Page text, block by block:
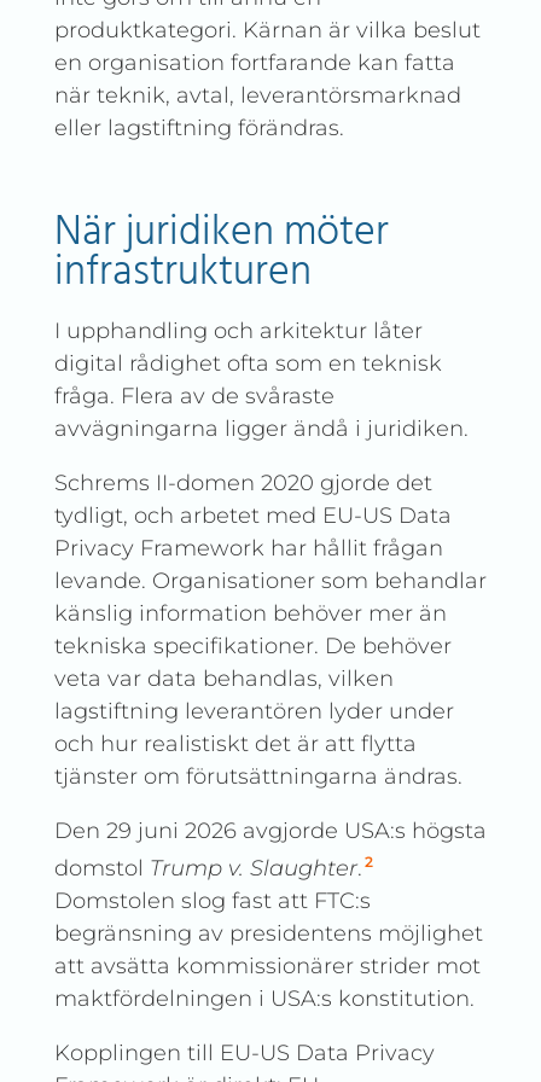
produktkategori. Kärnan är vilka beslut
en organisation fortfarande kan fatta
när teknik, avtal, leverantörsmarknad
eller lagstiftning förändras.
När juridiken möter
infrastrukturen
I upphandling och arkitektur låter
digital rådighet ofta som en teknisk
fråga. Flera av de svåraste
avvägningarna ligger ändå i juridiken.
Schrems II-domen 2020 gjorde det
tydligt, och arbetet med EU-US Data
Privacy Framework har hållit frågan
levande. Organisationer som behandlar
känslig information behöver mer än
tekniska specifikationer. De behöver
veta var data behandlas, vilken
lagstiftning leverantören lyder under
och hur realistiskt det är att flytta
tjänster om förutsättningarna ändras.
Den 29 juni 2026 avgjorde USA:s högsta
domstol Trump v. Slaughter. 2
Domstolen slog fast att FTC:s
begränsning av presidentens möjlighet
att avsätta kommissionärer strider mot
maktfördelningen i USA:s konstitution.
Kopplingen till EU-US Data Privacy